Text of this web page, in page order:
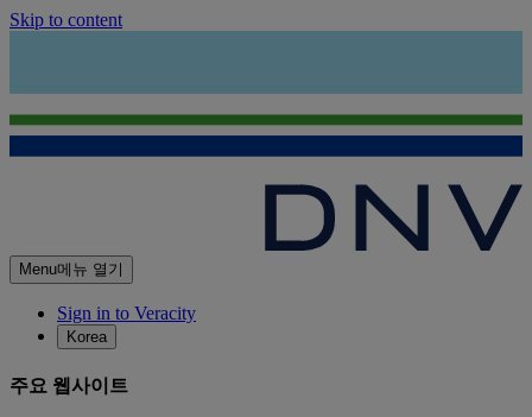
Skip to content
Menu메뉴 열기
Sign in to Veracity
Korea
주요 웹사이트